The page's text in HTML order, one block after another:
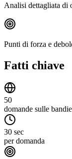
Analisi dettagliata di
Punti di forza e
Fatti chiave
50
domande sulle
30 sec
per domanda